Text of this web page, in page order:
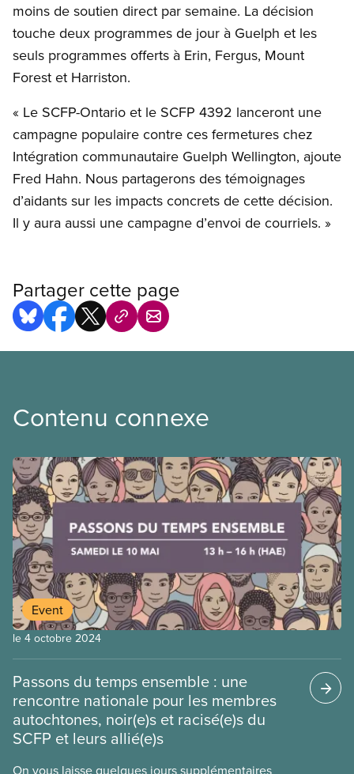
moins de soutien direct par semaine. La décision
touche deux programmes de jour à Guelph et les
seuls programmes offerts à Erin, Fergus, Mount
Forest et Harriston.
« Le SCFP-Ontario et le SCFP 4392 lanceront une
campagne populaire contre ces fermetures chez
Intégration communautaire Guelph Wellington, ajoute
Fred Hahn. Nous partagerons des témoignages
d’aidants sur les impacts concrets de cette décision.
Il y aura aussi une campagne d’envoi de courriels. »
Partager cette page
Contenu connexe
Event
le 4 octobre 2024
Passons du temps ensemble : une
rencontre nationale pour les membres
autochtones, noir(e)s et racisé(e)s du
SCFP et leurs allié(e)s
On vous laisse quelques jours supplémentaires